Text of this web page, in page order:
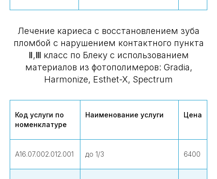
Лечение кариеса с восстановлением зуба
пломбой с нарушением контактного пункта
Ⅱ,Ⅲ класс по Блеку с использованием
материалов из фотополимеров: Gradia,
Harmonize, Esthet-X, Spectrum
Код услуги по
номенклатуре
Наименование услуги Цена
А16.07.002.012.001 до 1/3 6400